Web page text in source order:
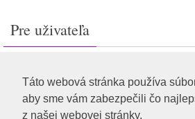
Táto webová stránka používa
aby sme vám zabezpečili čo
z našej webovej stránky.
Pre uživateľa
Feed záznamov
RSS feed komentárov
WordPress.org